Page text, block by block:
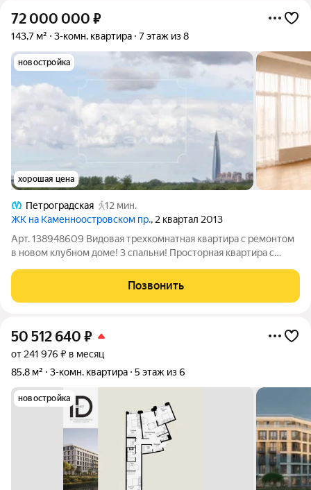
72 000 000 ₽
143,7 м² 3-комн. квартира 7 этаж из 8
новостройка
хорошая цена
Петроградская
12 мин.
ЖК на Каменноостровском пр., 2 квартал 2013
Арт. 138948609 Видовая трехкомнатная квартира с ремонтом
в новом клубном доме! 3 спальни! Просторная квартира с
гостиная 60 кв.м с панорамным остеклением смотрит на три
стороны света, два
Позвонить
50 512 640 ₽
от 241 976 ₽ в месяц
85,8 м²
3-комн. квартира 5 этаж из 6
новостройка